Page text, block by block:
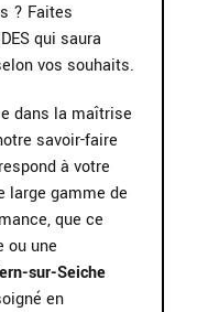
? Faites
qui saura
vos souhaits.
dans la maîtrise
savoir-faire
à votre
large gamme de
que ce
ou une
sur-Seiche
en